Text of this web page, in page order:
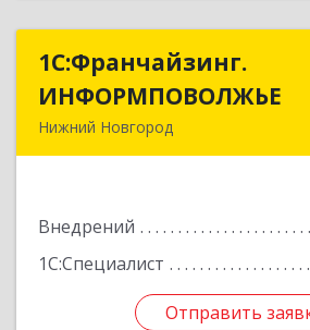
1С:Франчайзинг.
ИНФОРМПОВОЛЖЬЕ
Нижний Новгород
Внедрений
1С:Специалист
Отправить
Отправить